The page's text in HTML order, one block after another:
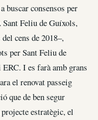
buscar consensos per
Sant Feliu de Guíxols,
cens de 2018–,
per Sant Feliu de
I es farà amb grans
el renovat passeig
que de ben segur
estratègic, el